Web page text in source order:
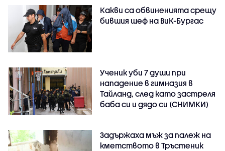
Какви са обвиненията срещу
бившия шеф на ВиК-Бургас
Ученик уби 7 души при
нападение в гимназия в
Тайланд, след като застреля
баба си и дядо си (СНИМКИ)
Задържаха мъж за палеж на
кметството в Тръстеник